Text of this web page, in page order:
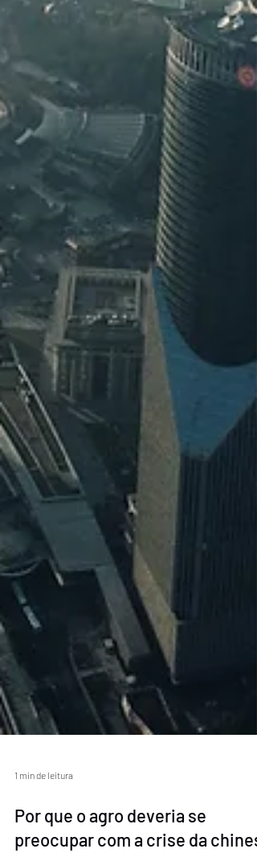
Por que o agro deveria se